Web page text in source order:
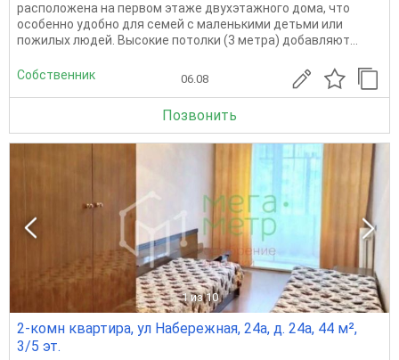
расположена на первом этаже двухэтажного дома, что
особенно удобно для семей с маленькими детьми или
пожилых людей. Высокие потолки (3 метра) добавляют...
Собственник 06.08
Позвонить
1 из 10
2-комн квартира, ул Набережная, 24а, д. 24а, 44 м²,
3/5 эт.